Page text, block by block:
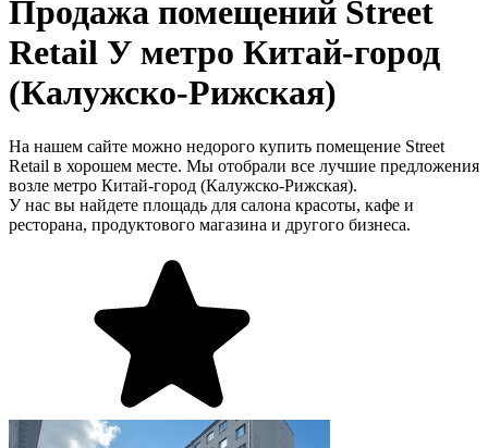
Продажа помещений Street
Retail У метро Китай-город
(Калужско-Рижская)
На нашем сайте можно недорого купить помещение Street
Retail в хорошем месте. Мы отобрали все лучшие предложения
возле метро Китай-город (Калужско-Рижская).
У нас вы найдете площадь для салона красоты, кафе и
ресторана, продуктового магазина и другого бизнеса.